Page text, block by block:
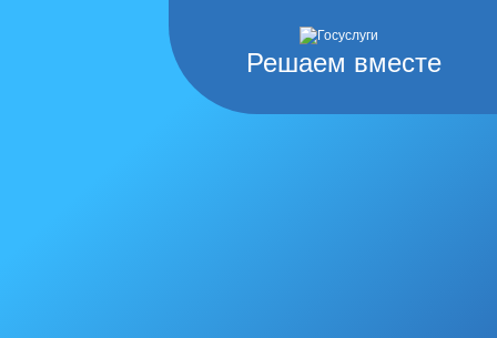
Решаем вместе